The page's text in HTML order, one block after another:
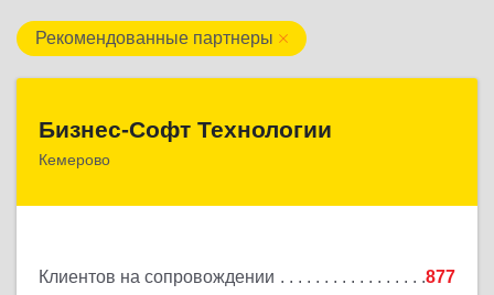
Рекомендованные партнеры
Бизнес-Софт Технологии
Кемерово
Клиентов на сопровождении
877
650992, Кемеровская область - Кузбасс обл,